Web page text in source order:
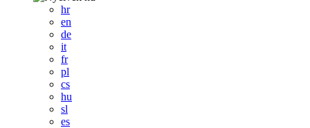
hr
en
de
it
fr
pl
cs
hu
sl
es